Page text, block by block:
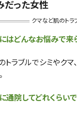
だった女性
クマなど肌のトラ
はどんなお悩みで来
トラブルでシミやク
通院してどれくらいで